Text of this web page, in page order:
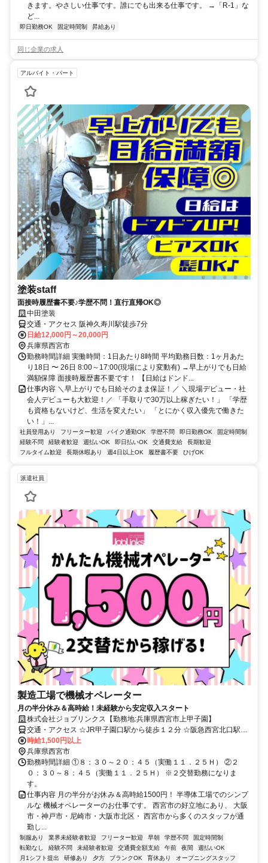
きます。やさしい仕事です。誰にでも出来る仕事です。 →「R-1」な
ど...
即日勤務OK 固定時間制 昇給あり
同じ企業の求人
アルバイト・パート
塗装staff
面接時履歴書不要♪学歴不問！直行直帰OK◎
中田塗装
交通・アクセス 阪神久寿川駅徒歩7分
日給12,000円～20,000円
兵庫県西宮市
勤務時間詳細 実働時間：1日あたり8時間 平均勤務日数：1ヶ月あた
り18日 〜 26日 8:00～17:00(現場により変動有) →早上がりでも日給
満額保障 面接時履歴書不要です！ 【日給はドンド...
仕事内容 ＼早上がりでも日給そのまま保証！／ ＼現場デビュー・社
会人デビューも大歓迎！／ 「手取りで30万以上稼ぎたい！」 「学歴
も資格もないけど、生活を変えたい」 「とにかく収入優先で働きた
い！」...
社員登用あり フリーター歓迎 バイク通勤OK 学歴不問 即日勤務OK
固定時間制
経験不問
経験者歓迎 週払いOK 即日払いOK 交通費支給
長期歓迎
フルタイム歓迎
長期休暇あり 週4日以上OK 履歴書不要 ひげOK
派遣社員
製造工場で機械オペレーター
月の半分休み＆高時給！未経験から安定収入スタート
株式会社ジョブリンクス【勤務地:兵庫県西宮市上甲子園】
交通・アクセス ☆JR甲子園口駅から徒歩１２分 ☆阪急西宮北口駅か
ら徒歩１５分
時給1,500円以上
兵庫県西宮市
勤務時間詳細 ①８：３０～２０：４５（実働１１．２５Ｈ） ②２
０：３０～８：４５（実働１１．２５Ｈ） ※２交替勤務になりま
す。
仕事内容 月の半分がお休み＆高時給1500円！ 半導体工場でのシンプ
ルな 機械オペレーターのお仕事です。 西宮市の好立地にあり、 大阪
市・神戸市・尼崎市・大阪市北区・ 西宮市から多くのスタッフが通
勤し...
制服あり 業界未経験者歓迎 フリーター歓迎 早朝 学歴不問
固定時間制
転勤なし
経験不問 未経験者歓迎 交通費全額支給 午前 夜間
週払いOK
月1シフト提出
研修あり 夕方 ブランクOK 育休あり オープニングスタッフ